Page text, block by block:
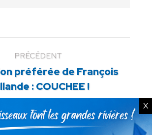
PRÉCÉDENT
Article
précédent
:
préférée de François
: COUCHEE !
SUIVANT
béats n’ont plus qu’une
X